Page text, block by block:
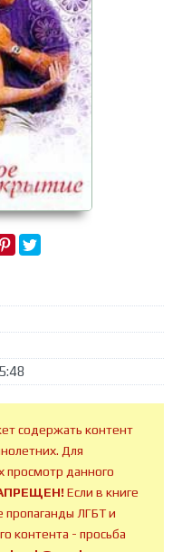
содержать контент
Для
просмотр данного
Если в книге
пропаганды ЛГБТ и
контента - просьба